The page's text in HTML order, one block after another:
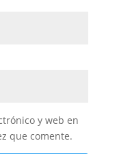
y web en
que comente.